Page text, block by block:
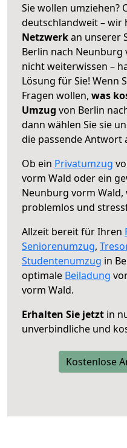
Sie wollen umziehen?
deutschlandweit – wir
Netzwerkan unserer
Berlin nach Neunburg
nicht weiterwissen –
Lösung für Sie! Wenn
Fragen wollen, was
Umzug von Berlin
dann wählen Sie sie
die passende Antwort
Ob ein Privatumzug
vorm Wald oder ein
Neunburg vorm Wald,
problemlos und
Allzeit bereit für Ihren
Seniorenumzug,
Studentenumzug in
optimale Beiladung
vorm Wald.
Erhalten Sie jetzt in
unverbindliche und
Kostenlose